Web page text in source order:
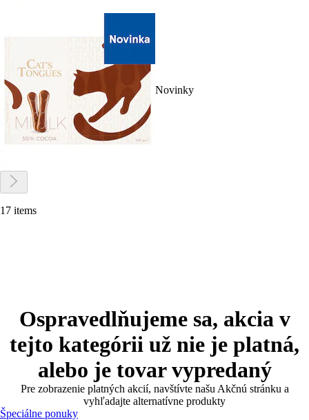
Novinky
17 items
Ospravedlňujeme sa, akcia v
tejto kategórii už nie je platná,
alebo je tovar vypredaný
Pre zobrazenie platných akcií, navštívte našu Akčnú stránku a
vyhľadajte alternatívne produkty
Špeciálne ponuky